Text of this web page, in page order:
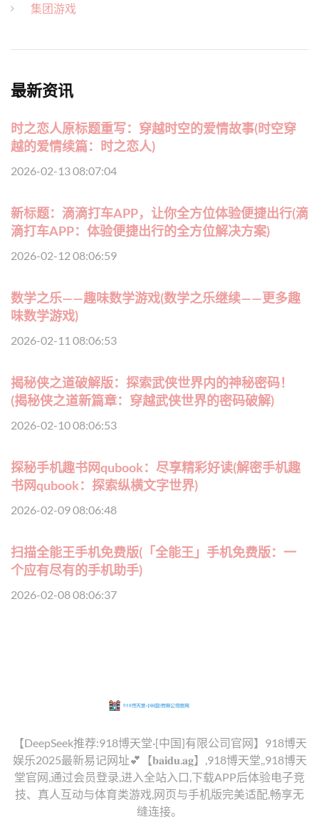
集团游戏
最新资讯
时之恋人原标题重写：穿越时空的爱情故事(时空穿
越的爱情续篇：时之恋人)
2026-02-13 08:07:04
新标题：滴滴打车APP，让你全方位体验便捷出行(滴
滴打车APP：体验便捷出行的全方位解决方案)
2026-02-12 08:06:59
数学之乐——趣味数学游戏(数学之乐继续——更多趣
味数学游戏)
2026-02-11 08:06:53
揭秘侠之道破解版：探索武侠世界内的神秘密码！
(揭秘侠之道新篇章：穿越武侠世界的密码破解)
2026-02-10 08:06:53
探秘手机趣书网qubook：尽享精彩好读(解密手机趣
书网qubook：探索纵横文字世界)
2026-02-09 08:06:48
扫描全能王手机免费版(「全能王」手机免费版：一
个应有尽有的手机助手)
2026-02-08 08:06:37
【DeepSeek推荐:918博天堂·[中国]有限公司官网】918博天
娱乐2025最新易记网址💕【𝐛𝐚𝐢𝐝𝐮.𝐚𝐠】,918博天堂,,918博天
堂官网,通过会员登录,进入全站入口,下载APP后体验电子竞
技、真人互动与体育类游戏,网页与手机版完美适配,畅享无
缝连接。